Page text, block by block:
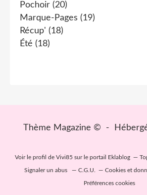
Pochoir (20)
Marque-Pages (19)
Récup' (18)
Été (18)
Thème Magazine © -
Voir le profil de Vivi85 sur le portail Eklablog
Signaler un abus C.G.U. Cookies et
Préférences cookies